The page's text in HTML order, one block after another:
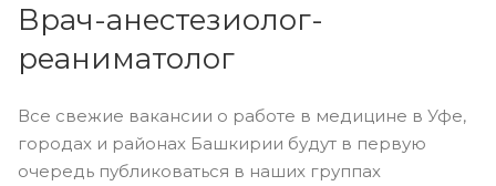
Врач-анестезиолог-
реаниматолог
Все свежие вакансии о работе в медицине в Уфе,
городах и районах Башкирии будут в первую
очередь публиковаться в наших группах